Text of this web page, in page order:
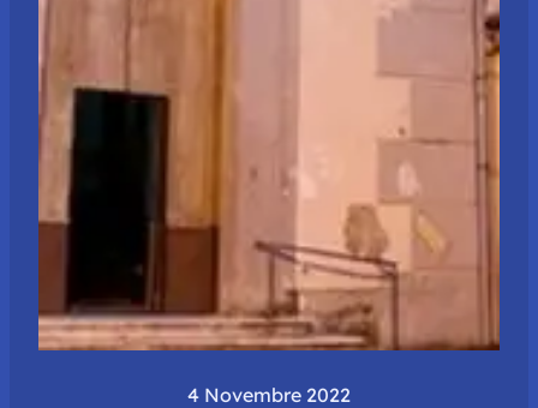
4 Novembre 2022